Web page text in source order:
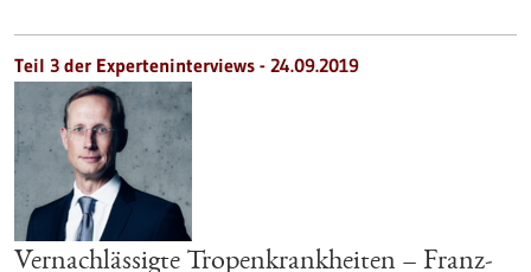
Teil 3 der Experteninterviews - 24.09.2019
Vernachlässigte Tropenkrankheiten – Franz-